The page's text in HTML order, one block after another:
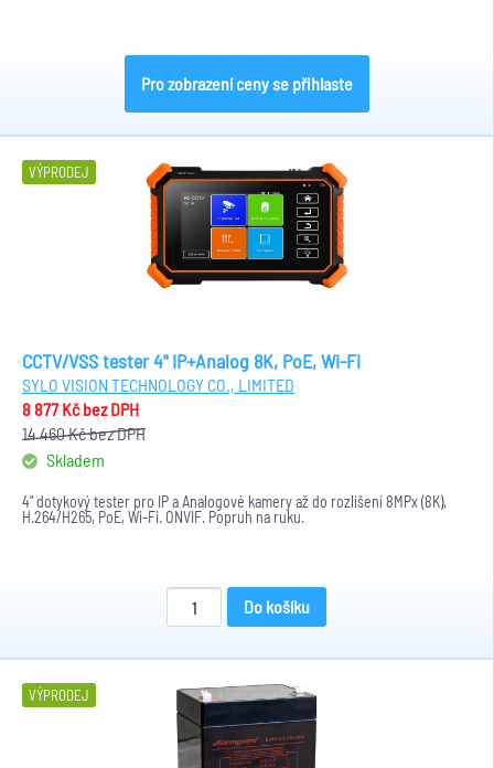
Pro zobrazení ceny se přihlaste
VÝPRODEJ
CCTV/VSS tester 4" IP+Analog 8K, PoE, Wi-Fi
SYLO VISION TECHNOLOGY CO., LIMITED
8 877 Kčbez DPH
14 460 Kčbez DPH
Skladem
4" dotykový tester pro IP a Analogové kamery až do rozlišení 8MPx (8K),
H.264/H265, PoE, Wi-Fi. ONVIF. Popruh na ruku.
Do košíku
VÝPRODEJ